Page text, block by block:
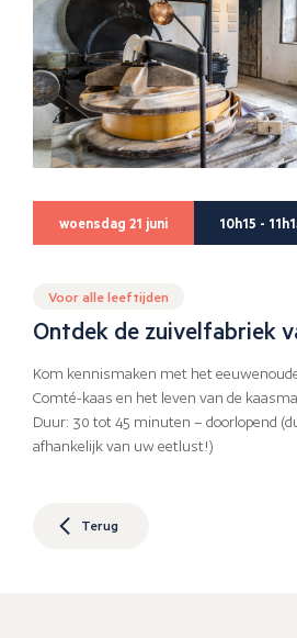
woensdag 21 juni 10h15 -
Voor alle leeftijden
Ontdek de zuivelfabriek
Kom kennismaken met het
Comté-kaas en het leven van de
Duur: 30 tot 45 minuten – doorlopend
afhankelijk van uw eetlust!)
Terug